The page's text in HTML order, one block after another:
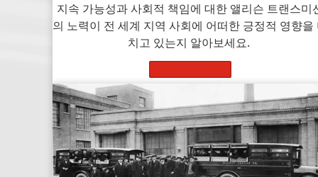
지속 가능성과 사회적 책임에 대한 앨리슨 트랜스미
의 노력이 전 세계 지역 사회에 어떠한 긍정적 영향을
치고 있는지 알아보세요.